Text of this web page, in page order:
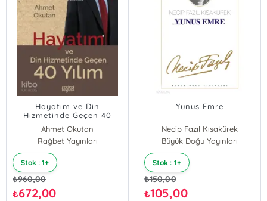
Hayatım ve Din
Hizmetinde Geçen 40
Ahmet Okutan
Rağbet Yayınları
Stok : 1+
₺960,00
₺672,00
Yunus Emre
Necip Fazıl Kısakürek
Büyük Doğu Yayınları
Stok : 1+
₺150,00
₺105,00